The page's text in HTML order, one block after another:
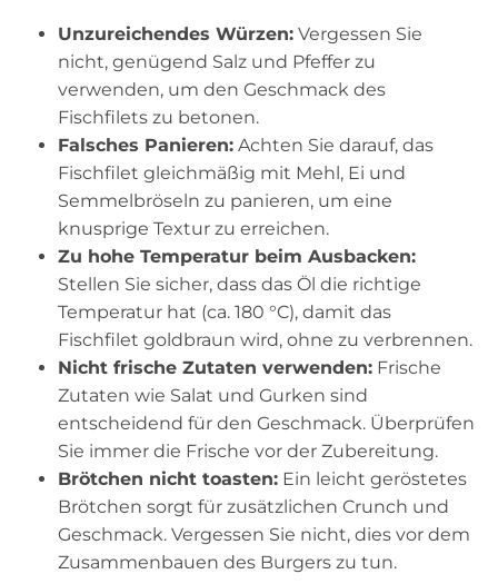
Unzureichendes Würzen: Vergessen Sie
nicht, genügend Salz und Pfeffer zu
verwenden, um den Geschmack des
Fischfilets zu betonen.
Falsches Panieren: Achten Sie darauf, das
Fischfilet gleichmäßig mit Mehl, Ei und
Semmelbröseln zu panieren, um eine
knusprige Textur zu erreichen.
Zu hohe Temperatur beim Ausbacken:
Stellen Sie sicher, dass das Öl die richtige
Temperatur hat (ca. 180 °C), damit das
Fischfilet goldbraun wird, ohne zu verbrennen.
Nicht frische Zutaten verwenden: Frische
Zutaten wie Salat und Gurken sind
entscheidend für den Geschmack. Überprüfen
Sie immer die Frische vor der Zubereitung.
Brötchen nicht toasten: Ein leicht geröstetes
Brötchen sorgt für zusätzlichen Crunch und
Geschmack. Vergessen Sie nicht, dies vor dem
Zusammenbauen des Burgers zu tun.